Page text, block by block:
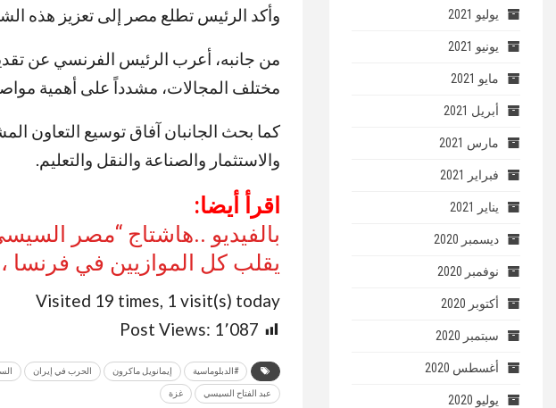
وأكد الرئيس تطلع مصر إلى تعزيز هذه
من جانبه، أعرب الرئيس الفرنسي عن
مختلف المجالات، مشدداً على أهمية
كما بحث الجانبان آفاق توسيع التعاون
والاستثمار والصناعة والنقل والتعليم.
اقرأ أيضا:
بالفيديو ..هاشتاج “مصر
يقلب كل الموازيين في
Visited 19 times, 1 visit(s) today
Post Views: 1٬087
#الدبلوماسية إيمانويل ماكرون الحرب في إيران
عبد الفتاح السيسي غزة
يوليو 2021
يونيو 2021
مايو 2021
أبريل 2021
مارس 2021
فبراير 2021
يناير 2021
ديسمبر 2020
نوفمبر 2020
أكتوبر 2020
سبتمبر 2020
أغسطس 2020
يوليو 2020